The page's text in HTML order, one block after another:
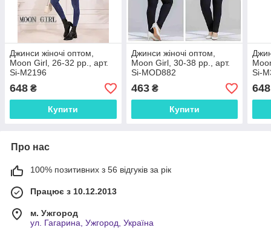
Джинси жіночі оптом,
Moon Girl, 26-32 рр., арт.
Si-М2196
648 ₴
Купити
Джинси жіночі оптом,
Moon Girl, 30-38 рр., арт.
Si-MOD882
463₴
Купити
Si-
648
Про нас
100% позитивних з 56 відгуків за рік
Працює з 10.12.2013
м. Ужгород
ул. Гагарина, Ужгород, Україна